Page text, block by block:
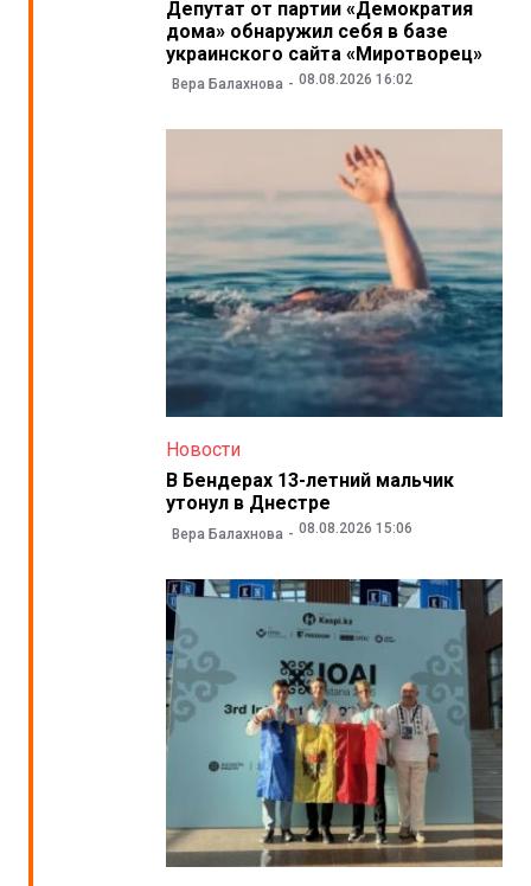
Депутат от партии «Демократия
дома» обнаружил себя в базе
украинского сайта «Миротворец»
Вера Балахнова 08.08.2026 16:02
Новости
В Бендерах 13-летний мальчик
утонул в Днестре
Вера Балахнова 08.08.2026 15:06